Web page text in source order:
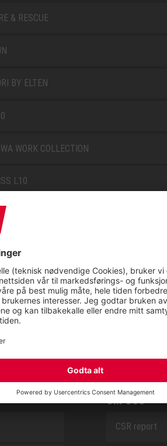
& RESCUE
BY ELTEN
WORK COLLECTION
L10
CLASSICS
OM OSS
CSR report